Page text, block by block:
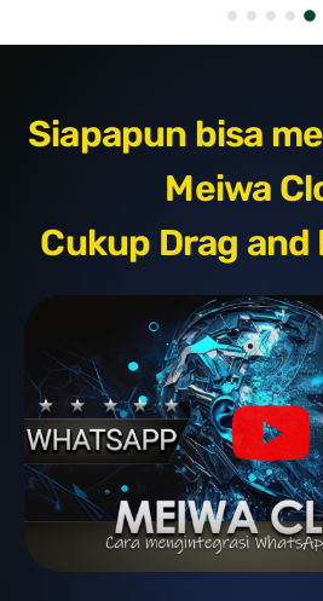
Siapapun bisa
Meiwa
Cukup Drag and